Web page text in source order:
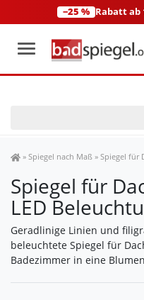
−25 % Rabatt ab
+49 (0)2306 3744580
Spiegel Shop
» Spiegel nach Maß » Spiegel für
Spiegel für
LED
Geradlinige Linien und
beleuchtete Spiegel für
Badezimmer in eine